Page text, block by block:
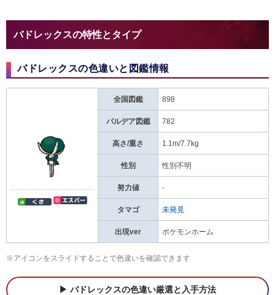
バドレックスの特性とタイプ
バドレックスの色違いと図鑑情報
全国図鑑 898
パルデア図鑑 782
高さ/重さ 1.1m/7.7kg
性別 性別不明
努力値 -
タマゴ 未発見
出現ver ポケモンホーム
※アイコンをスライドすることで色違いを確認できます
バドレックスの色違い厳選と入手方法